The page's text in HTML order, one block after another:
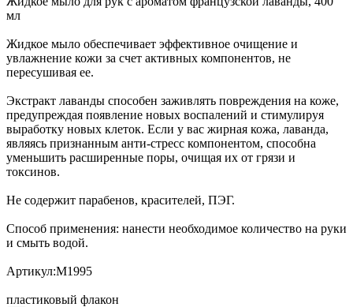
мл
Жидкое мыло обеспечивает эффективное очищение и
увлажнение кожи за счет активных компонентов, не
пересушивая ее.
Экстракт лаванды способен заживлять повреждения на коже,
предупреждая появление новых воспалений и стимулируя
выработку новых клеток. Если у вас жирная кожа, лаванда,
являясь признанным анти-стресс компонентом, способна
уменьшить расширенные поры, очищая их от грязи и
токсинов.
Не содержит парабенов, красителей, ПЭГ.
Способ применения: нанести необходимое количество на руки
и смыть водой.
Артикул:М1995
пластиковый флакон